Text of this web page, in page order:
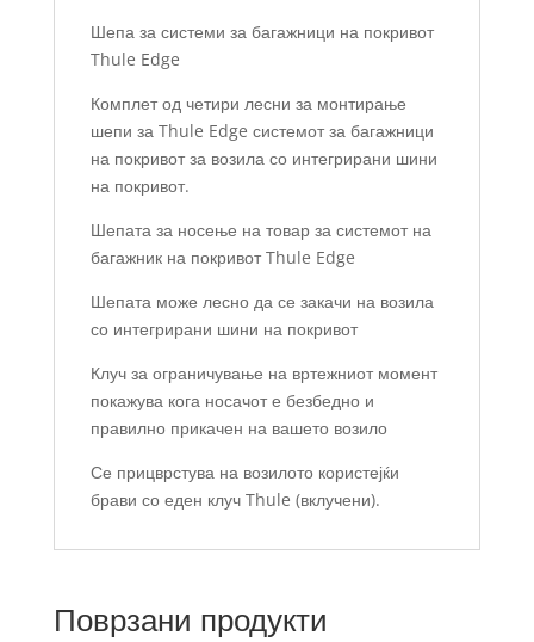
Шепа за системи за багажници на покривот
Thule Edge
Комплет од четири лесни за монтирање
шепи за Thule Edge системот за багажници
на покривот за возила со интегрирани шини
на покривот.
Шепата за носење на товар за системот на
багажник на покривот Thule Edge
Шепата може лесно да се закачи на возила
со интегрирани шини на покривот
Клуч за ограничување на вртежниот момент
покажува кога носачот е безбедно и
правилно прикачен на вашето возило
Се прицврстува на возилото користејќи
брави со еден клуч Thule (вклучени).
Поврзани продукти